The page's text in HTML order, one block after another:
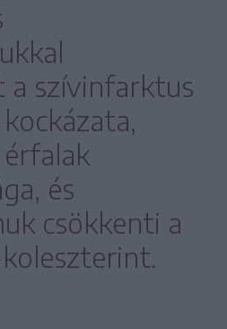
a szívinfarktus
és
csökkenti a